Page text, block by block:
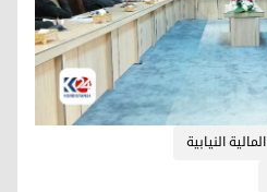
المالية النيابية